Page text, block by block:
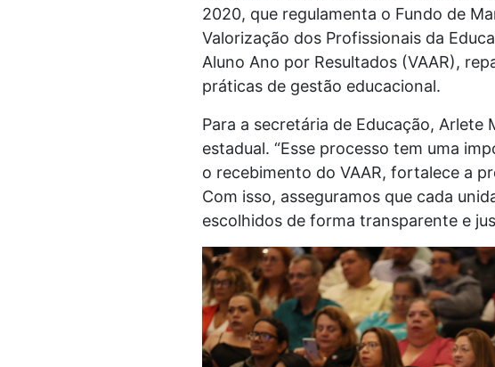
2020, que regulamenta o Fundo de
Valorização dos Profissionais da
Aluno Ano por Resultados (VAAR),
práticas de gestão educacional.
Para a secretária de Educação,
estadual. “Esse processo tem uma
o recebimento do VAAR, fortalece a
Com isso, asseguramos que cada
escolhidos de forma transparente e